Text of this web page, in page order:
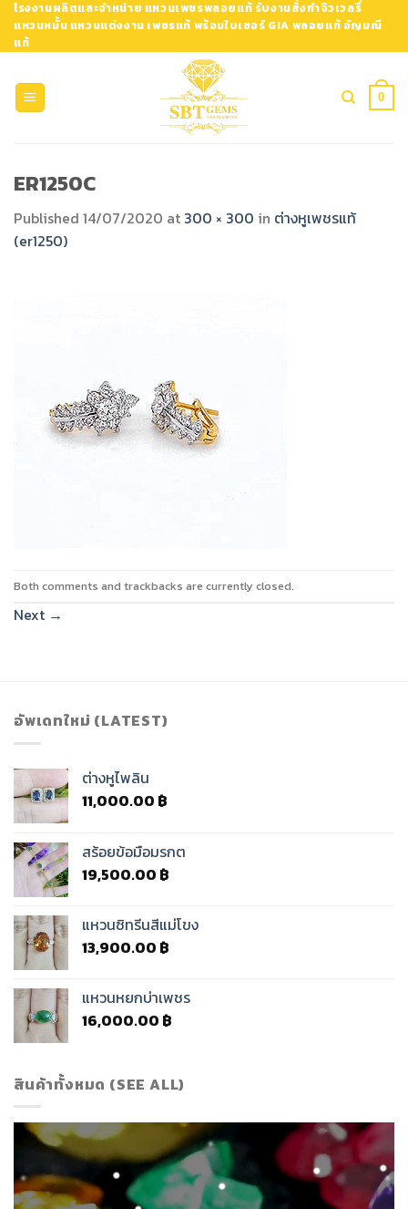
Skip
content
โรงงานผลิตและจำหน่าย แหวนเพชรพลอยแท้ รับงานสั่งทำจิวเวลรี่
แหวนหมั้น แหวนแต่งงาน เพชรแท้ พร้อมใบเซอร์ GIA พลอยแท้ อัญมณี
แท้
0
ER1250C
Published 14/07/2020 at 300 × 300 in ต่างหูเพชรแท้
(er1250)
Both comments and trackbacks are currently closed.
Next →
อัพเดทใหม่ (LATEST)
ต่างหูไพลิน
11,000.00 ฿
สร้อยข้อมือมรกต
19,500.00 ฿
แหวนซิทรีนสีแม่โขง
13,900.00 ฿
แหวนหยกบ่าเพชร
16,000.00 ฿
สินค้าทั้งหมด (SEE ALL)